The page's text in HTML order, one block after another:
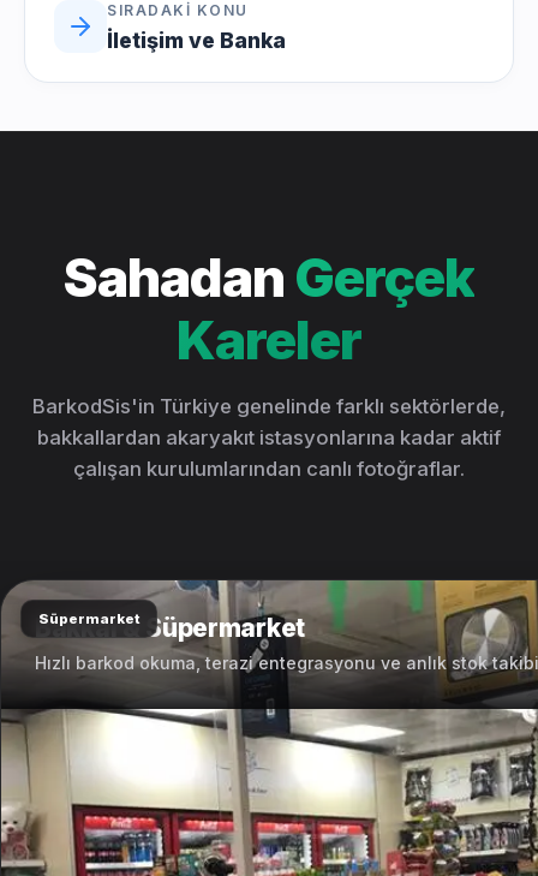
SIRADAKI KONU
İletişim ve Banka
Sahadan Gerçek
Kareler
BarkodSis'in Türkiye genelinde farklı sektörlerde,
bakkallardan akaryakıt istasyonlarına kadar aktif
çalışan kurulumlarından canlı fotoğraflar.
Süpermarket
Bakkal & Süpermarket
Hızlı barkod okuma, terazi entegrasyonu ve anlık stok